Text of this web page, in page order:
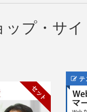
ップ・サ
セット
テ